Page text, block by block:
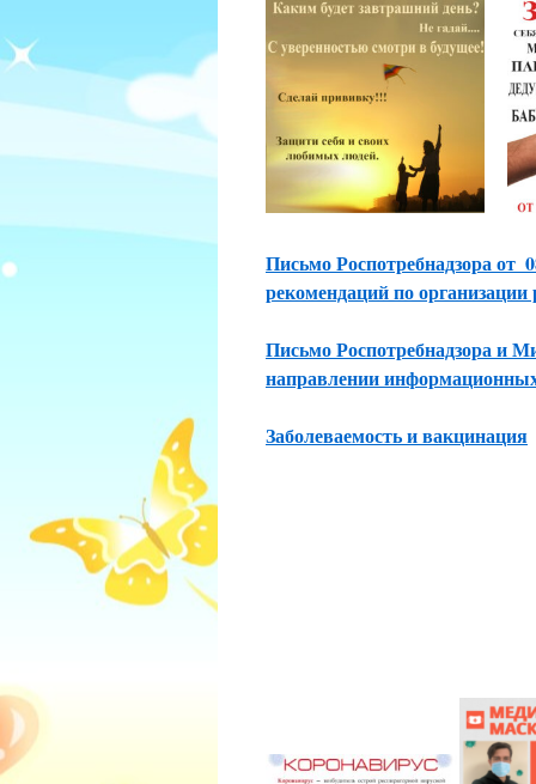
Письмо Роспотребнадзора
рекомендаций по
Письмо Роспотребнадзора и
направлении
Заболеваемость и вакцинация